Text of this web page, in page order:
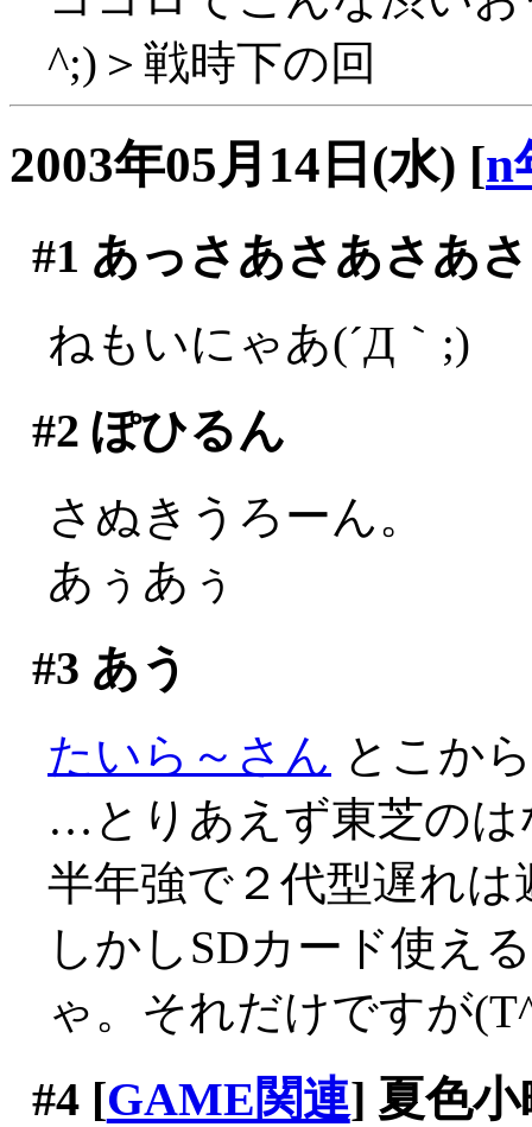
^;)＞戦時下の回
2003年05月14日(水) [n
#1 あっさあさあさあ
ねもいにゃあ(´Д｀;)
#2 ぽひるん
さぬきうろーん。
あぅあぅ
#3 あう
たいら～さん とこか
…とりあえず東芝のは
半年強で２代型遅れは
しかしSDカード使え
ゃ。それだけですが
#4[GAME関連] 夏色小